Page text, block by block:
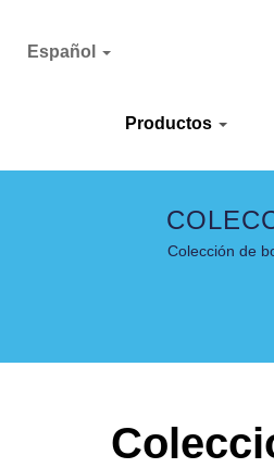
Productos
Español
ÁRBOL
Colección de